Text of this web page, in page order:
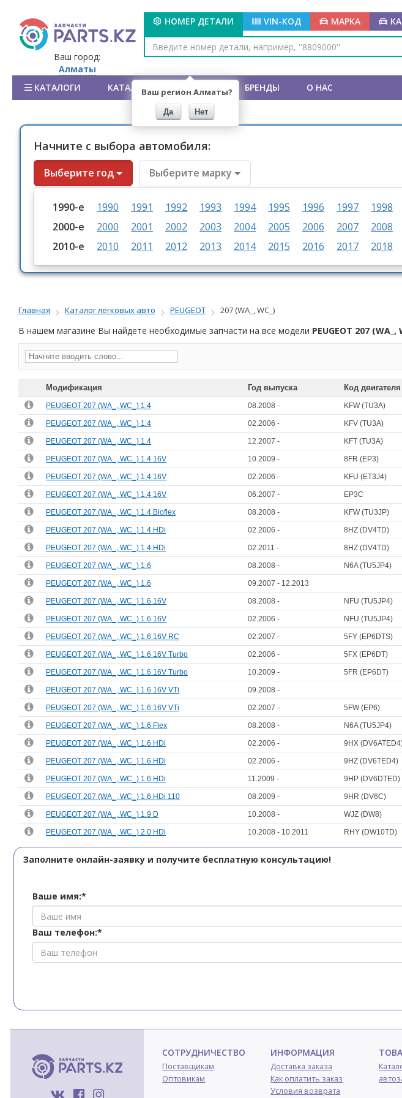
Ваш регион Алматы?
Да Нет
Ваш город:
Алматы
НОМЕР ДЕТАЛИ VIN-КОД МАРКА
КАТАЛОГИ КАТАЛОГ АВТОМОБИЛЕЙ БРЕНДЫ О НАС
Начните с выбора автомобиля:
Выберите год
1990-е 1990 1991 1992 1993 1994 1995 1996 1997 1998
2000-е
2000 2001 2002 2003 2004 2005 2006 2007 2008
2010-е
2010 2011 2012 2013 2014 2015 2016 2017 2018
Выберите марку
Главная Каталог легковых авто PEUGEOT 207 (WA_, WC_)
В нашем магазине Вы найдете необходимые запчасти на все модели PEUGEOT 207 (WA_,
Модификация Год выпуска Код двигателя
PEUGEOT 207 (WA_, WC_) 1.4 08.2008 - KFW (TU3A)
PEUGEOT 207 (WA_, WC_) 1.4 02.2006 - KFV (TU3A)
PEUGEOT 207 (WA_, WC_) 1.4 12.2007 - KFT (TU3A)
PEUGEOT 207 (WA_, WC_) 1.4 16V 10.2009 - 8FR (EP3)
PEUGEOT 207 (WA_, WC_) 1.4 16V 02.2006 - KFU (ET3J4)
PEUGEOT 207 (WA_, WC_) 1.4 16V 06.2007 - EP3C
PEUGEOT 207 (WA_, WC_) 1.4 Bioflex 08.2008 - KFW (TU3JP)
PEUGEOT 207 (WA_, WC_) 1.4 HDi 02.2006 - 8HZ (DV4TD)
PEUGEOT 207 (WA_, WC_) 1.4 HDi 02.2011 - 8HZ (DV4TD)
PEUGEOT 207 (WA_, WC_) 1.6 08.2008 - N6A (TU5JP4)
PEUGEOT 207 (WA_, WC_) 1.6 09.2007 - 12.2013
PEUGEOT 207 (WA_, WC_) 1.6 16V 08.2008 - NFU (TU5JP4)
PEUGEOT 207 (WA_, WC_) 1.6 16V 02.2006 - NFU (TU5JP4)
PEUGEOT 207 (WA_, WC_) 1.6 16V RC 02.2007 - 5FY (EP6DTS)
PEUGEOT 207 (WA_, WC_) 1.6 16V Turbo 02.2006 - 5FX (EP6DT)
PEUGEOT 207 (WA_, WC_) 1.6 16V Turbo 10.2009 - 5FR (EP6DT)
PEUGEOT 207 (WA_, WC_) 1.6 16V VTi 09.2008 -
PEUGEOT 207 (WA_, WC_) 1.6 16V VTi 02.2007 - 5FW (EP6)
PEUGEOT 207 (WA_, WC_) 1.6 Flex 08.2008 - N6A (TU5JP4)
PEUGEOT 207 (WA_, WC_) 1.6 HDi 02.2006 - 9HX
PEUGEOT 207 (WA_, WC_) 1.6 HDi 02.2006 - 9HZ (DV6TED4)
PEUGEOT 207 (WA_, WC_) 1.6 HDi 11.2009 - 9HP (DV6DTED)
PEUGEOT 207 (WA_, WC_) 1.6 HDi 110 08.2009 - 9HR (DV6C)
PEUGEOT 207 (WA_, WC_) 1.9 D 10.2008 - WJZ (DW8)
PEUGEOT 207 (WA_, WC_) 2.0 HDi 10.2008 - 10.2011 RHY (DW10TD)
Заполните онлайн-заявку и получите бесплатную консультацию!
Ваше имя:*
Ваш телефон:*
СОТРУДНИЧЕСТВО
Поставщикам
Оптовикам
ИНФОРМАЦИЯ
Доставка заказа
Как оплатить заказ
Условия возврата